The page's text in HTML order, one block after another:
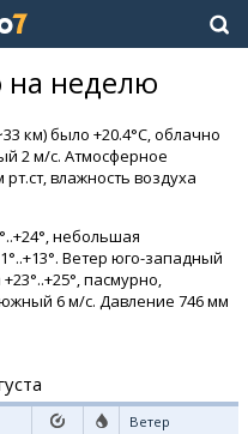
на неделю
км) было +20.4°C, облачно
2 м/с. Атмосферное
влажность воздуха
небольшая
Ветер юго-западный
пасмурно,
6 м/с. Давление 746 мм
Ветер